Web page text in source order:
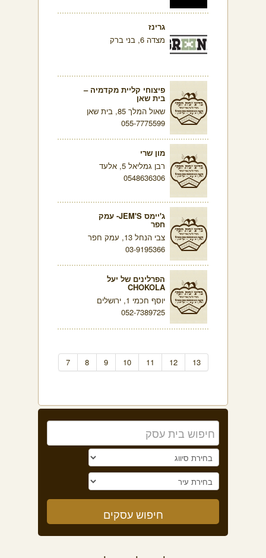
גרינז
מצדה 6, בני ברק
פיצוחי קליית מקדמיה –
בית שאן
שאול המלך 85, בית שאן
055-7775599
מון שרי
רבן גמליאל 5, אלעד
0548636306
ג'יימס JEM'S- עמק
חפר
צבי הנחל 13, עמק חפר
03-9195366
הפרלינים של יעל
CHOKOLA
יוסף חכמי 1, ירושלים
052-7389725
7 8 9 10 11 12 13